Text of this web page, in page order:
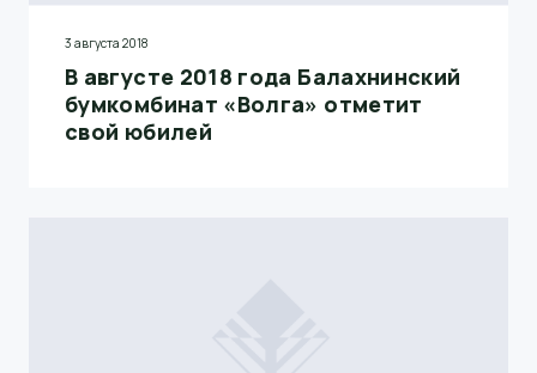
3 августа 2018
В августе 2018 года Балахнинский
бумкомбинат «Волга» отметит
свой юбилей